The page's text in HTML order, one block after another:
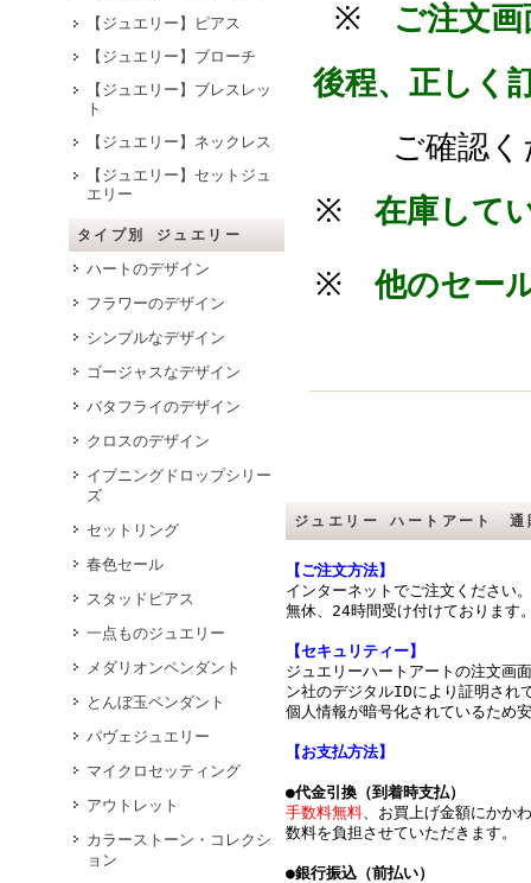
【ジュエリー】ピアス
【ジュエリー】ブローチ
【ジュエリー】ブレスレッ
ト
【ジュエリー】ネックレス
【ジュエリー】セットジュ
エリー
タイプ別 ジュエリー
ハートのデザイン
フラワーのデザイン
シンプルなデザイン
ゴージャスなデザイン
バタフライのデザイン
クロスのデザイン
イブニングドロップシリー
ズ
セットリング
春色セール
スタッドピアス
一点ものジュエリー
メダリオンペンダント
とんぼ玉ペンダント
パヴェジュエリー
マイクロセッティング
アウトレット
カラーストーン・コレクシ
ョン
※
ご注文
後程、正しく
ご確認
※ 在庫して
※他のセー
ジュエリー ハートアート 通
【ご注文方法】
インターネットでご注文ください
無休、24時間受け付けております
【セキュリティー】
ジュエリーハートアートの注文画
ン社のデジタルIDにより証明され
個人情報が暗号化されているため
【お支払方法】
●代金引換（到着時支払）
手数料無料、お買上げ金額にかか
数料を負担させていただきます。
●銀行振込（前払い）